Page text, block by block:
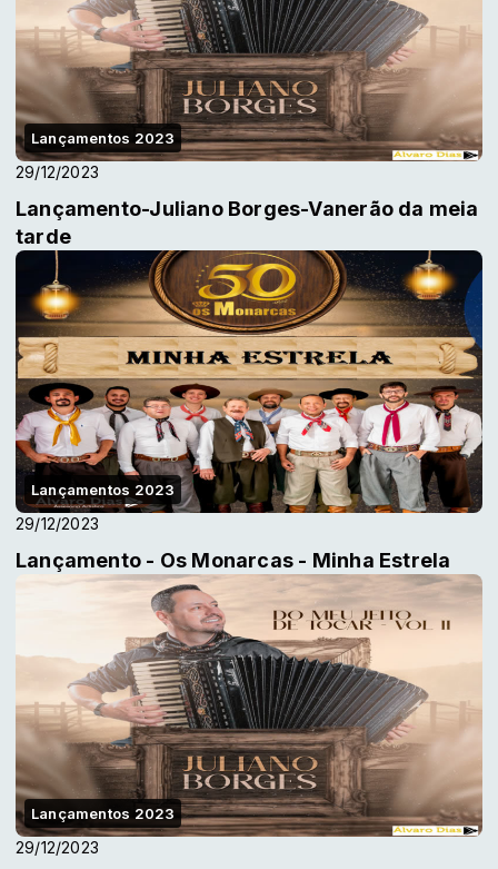
Lançamentos 2023
29/12/2023
Lançamento-Juliano Borges-Vanerão da meia
tarde
Lançamentos 2023
29/12/2023
Lançamento - Os Monarcas - Minha Estrela
Lançamentos 2023
29/12/2023